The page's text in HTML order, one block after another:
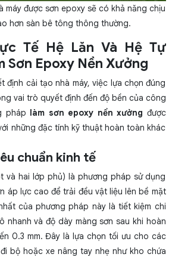
máy được sơn epoxy sẽ có khả năng chịu
hơn sàn bê tông thông thường.
Tế Hệ Lăn Và Hệ Tự
Sơn Epoxy Nền Xưởng
định cải tạo nhà máy, việc lựa chọn đúng
vai trò quyết định đến độ bền của công
pháp làm sơn epoxy nền xưởng được
những đặc tính kỹ thuật hoàn toàn khác
chuẩn kinh tế
và hai lớp phủ) là phương pháp sử dụng
áp lực cao để trải đều vật liệu lên bề mặt
của phương pháp này là tiết kiệm chi
nhanh và độ dày màng sơn sau khi hoàn
0.3 mm. Đây là lựa chọn tối ưu cho các
bộ hoặc xe nâng tay nhẹ như kho chứa